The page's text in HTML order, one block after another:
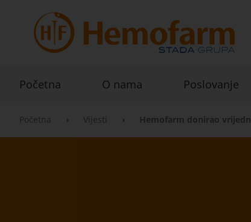
Početna O nama Poslovanje
Početna › Vijesti › Hemofarm donirao